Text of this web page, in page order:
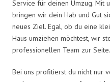
Service für deinen Umzug. Mit
bringen wir dein Hab und Gut
neues Ziel. Egal, ob du eine
Haus umziehen möchtest, wir
professionellen Team zur Seite.
Bei uns profitierst du nicht nur